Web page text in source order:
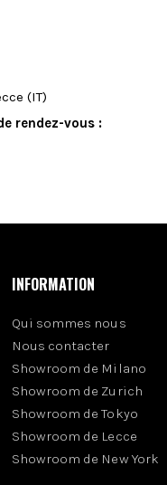
(IT)
rendez-vous :
INFORMATION
Qui sommes nous
Nous contacter
Showroom de Milano
Showroom de Zurich
Showroom de Tokyo
Showroom de Lecce
Showroom de New York